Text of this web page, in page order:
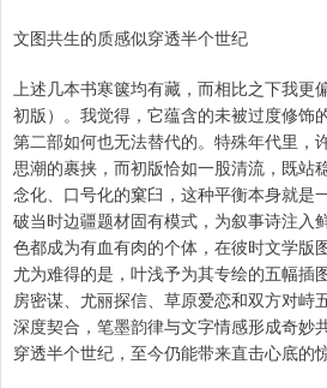
文图共生的质感似穿透半个世纪
上述几本书寒箧均有藏，而相比之下我更
初版）。我觉得，它蕴含的未被过度修饰
第二部如何也无法替代的。特殊年代里，
思潮的裹挟，而初版恰如一股清流，既站
念化、口号化的窠臼，这种平衡本身就是
破当时边疆题材固有模式，为叙事诗注入
色都成为有血有肉的个体，在彼时文学版
尤为难得的是，叶浅予为其专绘的五幅插
房密谋、尤丽探信、草原爱恋和双方对峙
深度契合，笔墨韵律与文字情感形成奇妙
穿透半个世纪，至今仍能带来直击心底的惊